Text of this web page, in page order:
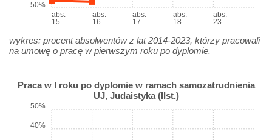
abs.
15
abs.
16
abs.
17
abs.
18
abs.
23
50%
wykres: procent absolwentów z lat 2014-2023, którzy pracowali
na umowę o pracę w pierwszym roku po dyplomie.
Praca w I roku po dyplomie w ramach samozatrudnienia
UJ, Judaistyka (IIst.)
40%
50%